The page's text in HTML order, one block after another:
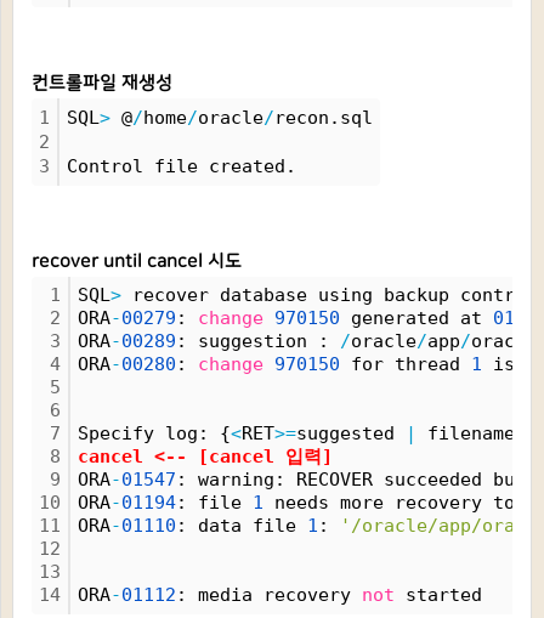
컨트롤파일 재생성
1
2
3
SQL> @/home/oracle/recon.sql
Control file created.
recover until cancel 시도
1
2
3
4
5
6
7
8
9
10
11
12
13
14
SQL> recover database using backup
ORA-00279 : change 970150 generated at 01
ORA-00289 : suggestion : /oracle/app/oracle
ORA-00280 : change 970150 for thread 1 is in
Specify log: {<RET>=suggested | filename
cancel <-- [cancel 입력]
ORA-01547 : warning: RECOVER succeeded but
ORA-01194: file 1 needs more recovery to
ORA-01110 : data file 1 : '/oracle/app/
ORA-01112 : media recovery not started